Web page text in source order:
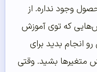
وجود نداره. از
که توی آموزش‌
انجام بدید برای
متغیرها بشید. وقتی